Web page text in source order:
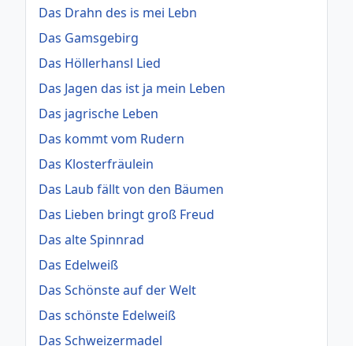
Das Drahn des is mei Lebn
Das Gamsgebirg
Das Höllerhansl Lied
Das Jagen das ist ja mein Leben
Das jagrische Leben
Das kommt vom Rudern
Das Klosterfräulein
Das Laub fällt von den Bäumen
Das Lieben bringt groß Freud
Das alte Spinnrad
Das Edelweiß
Das Schönste auf der Welt
Das schönste Edelweiß
Das Schweizermadel